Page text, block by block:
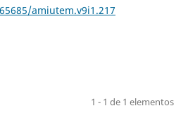
amiutem.v9i1.217
1 - 1 de 1 elementos